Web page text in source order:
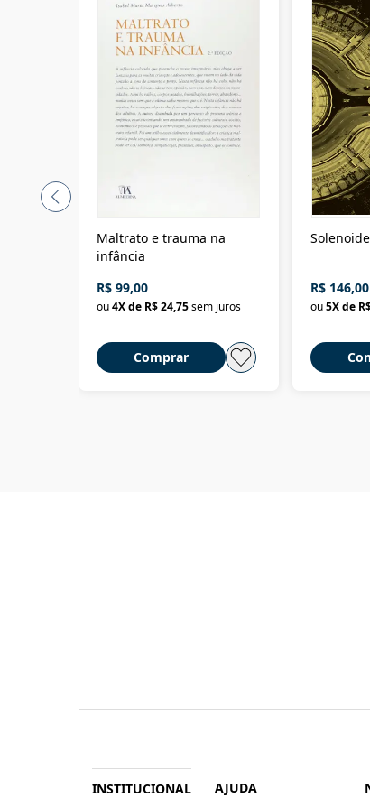
Maltrato e trauma na
infância
R$ 99,00
ou4X de R$ 24,75sem juros
Comprar
Solenoide
R$ 146,00
ou5X de
INSTITUCIONAL
AJUDA